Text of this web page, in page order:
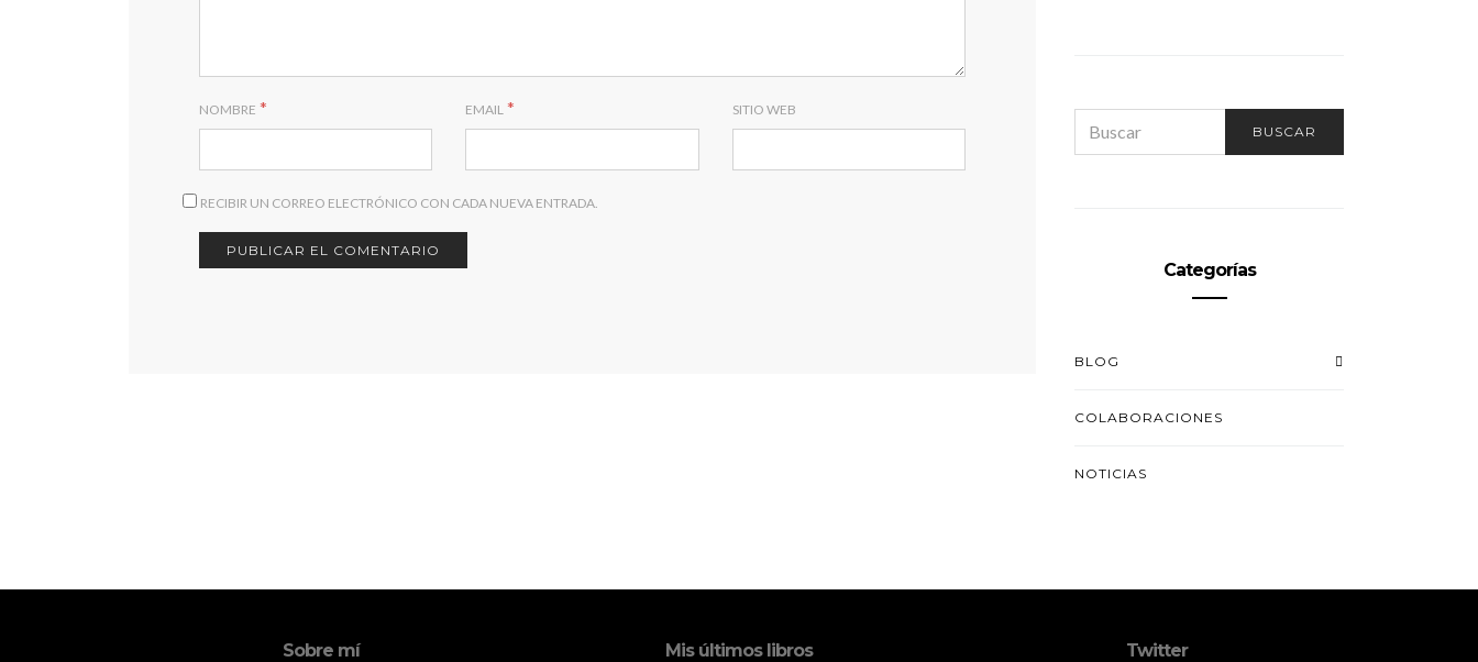
NOMBRE * EMAIL * SITIO WEB
RECIBIR UN CORREO ELECTRÓNICO CON CADA NUEVA ENTRADA.
FOR:
BUSCAR
Categorías
BLOG
COLABORACIONES
NOTICIAS
Sobre mí Mis últimos libros Twitter